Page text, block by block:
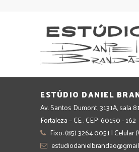
ESTÚDIO DANIEL
Av. Santos Dumont, 3131A, sala
Fortaleza – CE . CEP: 60150 - 162
Fixo: (85) 3264.0051 |